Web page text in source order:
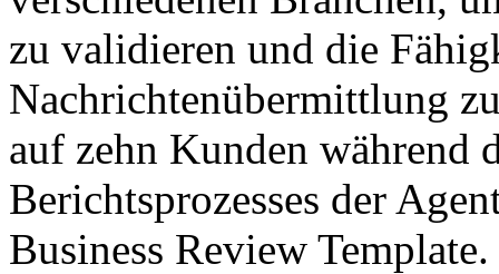
zu validieren und die
Nachrichtenübermittlung
auf zehn Kunden während
Berichtsprozesses der
Business Review Template.